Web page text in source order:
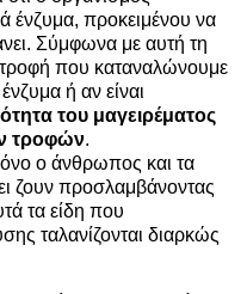
ένζυμα, προκειμένου να
Σύμφωνα με αυτή τη
τροφή που καταναλώνουμε
ή αν είναι
του μαγειρέματος
τροφών.
ο άνθρωπος και τα
ζουν προσλαμβάνοντας
τα είδη που
ταλανίζονται διαρκώς